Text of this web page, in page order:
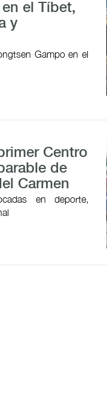
el Tíbet,
y
Gampo en el
Centro
de
Carmen
en deporte,